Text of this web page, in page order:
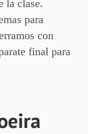
la clase.
para
con
final para